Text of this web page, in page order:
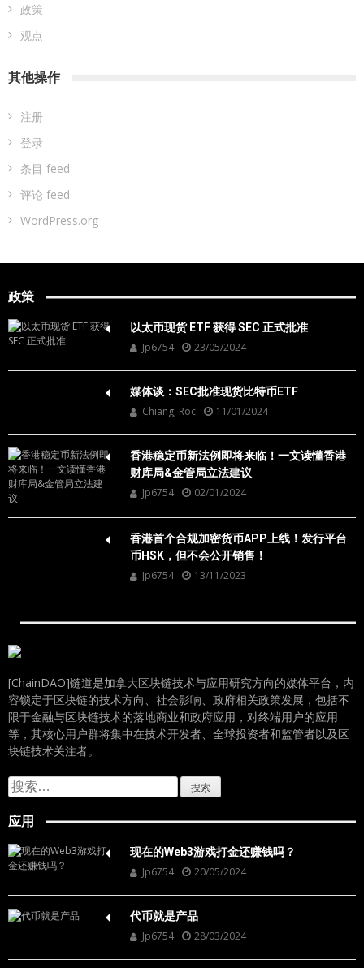
政策
观点
其他操作
注册
登录
条目 feed
评论 feed
WordPress.org
政策
以太币现货 ETF 获得 SEC 正式批准
Jp6754 23/05/2024
媒体谈：SEC批准现货比特币ETF
Chiang, Roc 11/01/2024
香港稳定币新法例即将来临！一文读懂香港
财库局&金管局立法建议
Jp6754 02/01/2024
香港首个合规加密货币APP上线！发行平台
币HSK，但不会公开销售！
Jp6754 13/11/2023
[ChainDAO]链道是加拿大区块链技术与应用研究方向的媒体平台，内
容锁定于区块链的技术方向、社会影响、政府相关政策发展，包括不
限于金融与区块链技术的落地商业和政府应用，对终端用户的应用
等，其核心用户群将集中在技术开发者、全球投资者和监管者以及区
块链技术关注者。
搜
索：
应用
现在的Web3游戏打金还赚钱吗？
Jp6754 20/05/2024
代币就是产品
Jp6754 28/03/2024